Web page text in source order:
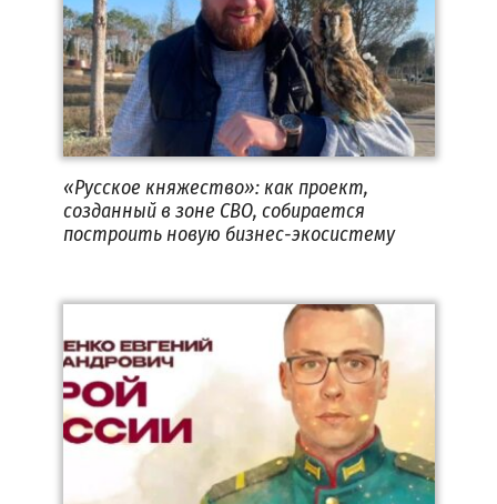
«Русское княжество»: как проект,
созданный в зоне СВО, собирается
построить новую бизнес-экосистему